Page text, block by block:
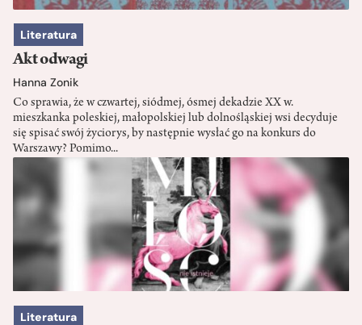
Literatura
Akt odwagi
Hanna Zonik
Co sprawia, że w czwartej, siódmej, ósmej dekadzie XX w.
mieszkanka poleskiej, małopolskiej lub dolnośląskiej wsi decyduje
się spisać swój życiorys, by następnie wysłać go na konkurs do
Warszawy? Pomimo...
Literatura